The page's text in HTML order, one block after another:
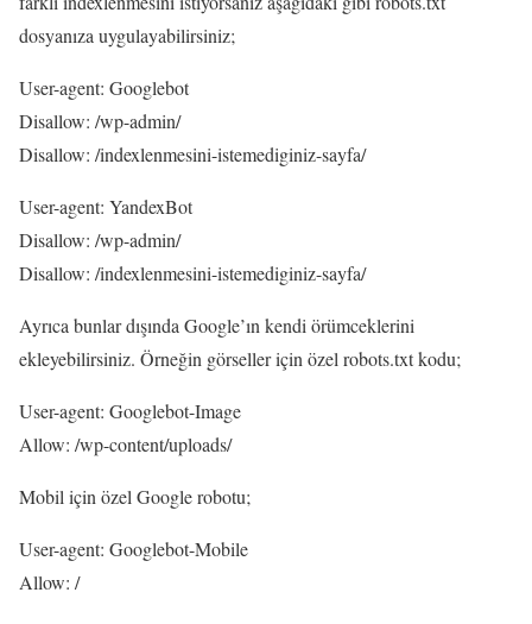
dosyanıza uygulayabilirsiniz;
User-agent: Googlebot
Disallow: /wp-admin/
Disallow: /indexlenmesini-istemediginiz-sayfa/
User-agent: YandexBot
Disallow: /wp-admin/
Disallow: /indexlenmesini-istemediginiz-sayfa/
Ayrıca bunlar dışında Google’ın kendi örümceklerini
ekleyebilirsiniz. Örneğin görseller için özel robots.txt kodu;
User-agent: Googlebot-Image
Allow: /wp-content/uploads/
Mobil için özel Google robotu;
User-agent: Googlebot-Mobile
Allow: /